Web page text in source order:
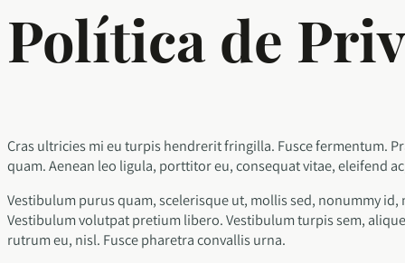
Política de
Cras ultricies mi eu turpis hendrerit fringilla. Fusce fermentum.
quam. Aenean leo ligula, porttitor eu, consequat vitae, eleifend
Vestibulum purus quam, scelerisque ut, mollis sed, nonummy id,
Vestibulum volutpat pretium libero. Vestibulum turpis sem,
rutrum eu, nisl. Fusce pharetra convallis urna.